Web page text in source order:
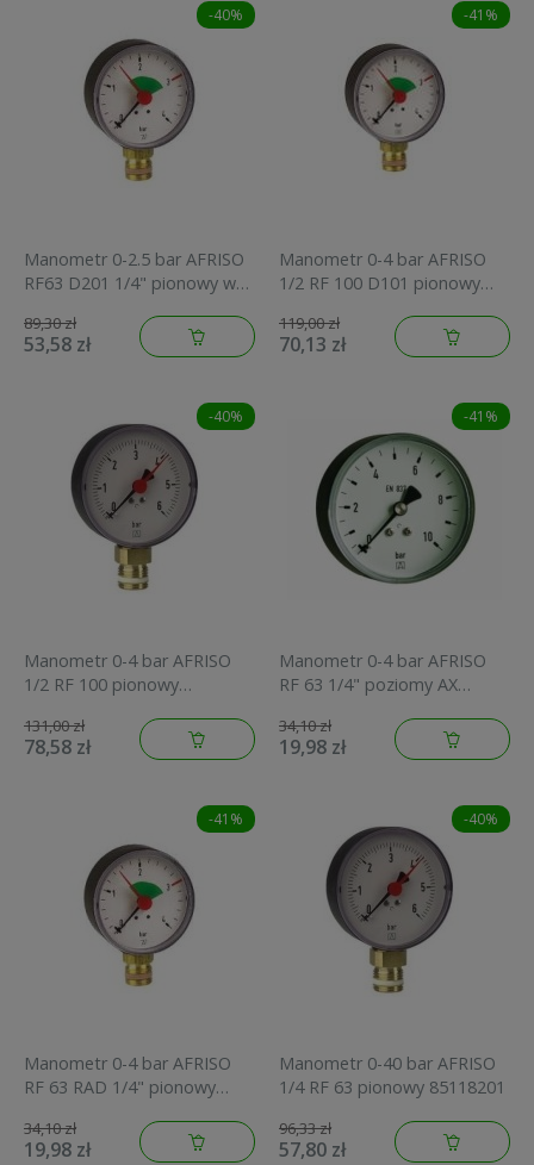
-40%
Manometr 0-2.5 bar AFRISO
RF63 D201 1/4" pionowy w
85112201
89,30 zł
53,58 zł
-41%
Manometr 0-4 bar AFRISO
1/2 RF 100 D101 pionowy
119,00 zł
70,13 zł
-40%
Manometr 0-4 bar AFRISO
1/2 RF 100 pionowy
131,00 zł
78,58 zł
-41%
Manometr 0-4 bar AFRISO
RF 63 1/4" poziomy AX
34,10 zł
19,98 zł
-41%
Manometr 0-4 bar AFRISO
RF 63 RAD 1/4" pionowy
34,10 zł
19,98 zł
-40%
Manometr 0-40 bar AFRISO
1/4 RF 63 pionowy 85118201
96,33 zł
57,80 zł